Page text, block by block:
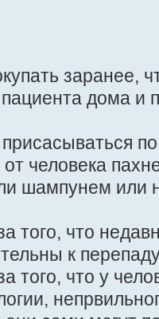
заранее,
дома и
человека
шампунем или
того, что
к
того, что у